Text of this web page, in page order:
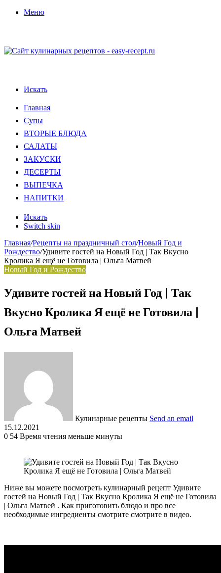
Меню
Искать
Главная
Супы
ВТОРЫЕ БЛЮДА
САЛАТЫ
ЗАКУСКИ
ДЕСЕРТЫ
ВЫПЕЧКА
НАПИТКИ
Искать
Switch skin
Главная/Рецепты на праздничный стол/Новый Год и
Рождество/Удивите гостей на Новый Год | Так Вкусно
Кролика Я ещё не Готовила | Ольга Матвей
Новый Год и Рождество
Удивите гостей на Новый Год | Так
Вкусно Кролика Я ещё не Готовила |
Ольга Матвей
Кулинарные рецепты Send an email
15.12.2021
0 54 Время чтения меньше минуты
Ниже вы можете посмотреть кулинарный рецепт Удивите
гостей на Новый Год | Так Вкусно Кролика Я ещё не Готовила
| Ольга Матвей . Как приготовить блюдо и про все
необходимые ингредиенты смотрите смотрите в видео.